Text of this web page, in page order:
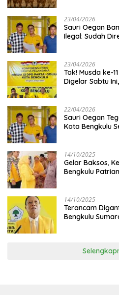
23/04/2026
Sauri Oegan
Ilegal: Sudah
23/04/2026
‎Tok! Musda ke-
Digelar Sabtu
22/04/2026
Sauri Oegan
Kota Bengkulu
14/10/2025
‎Gelar Baksos,
Bengkulu
14/10/2025
Terancam
Bengkulu